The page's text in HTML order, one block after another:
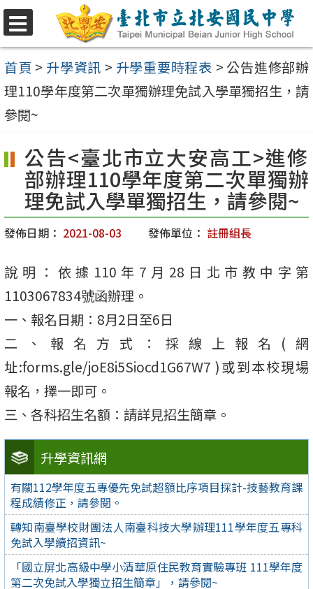
選
單
跳
至
主
要
內
區
首頁 > 升學資訊 > 升學重要時程表 > 公告進修部辦
理110學年度第二次單獨辦理免試入學單獨招生，請
參閱~
升學資訊網
有關112學年度五專優先免試超額比序項目採計-技藝教育課
程成績修正，請參閱。
轉知南臺學校財團法人南臺科技大學辦理111學年度五專科
免試入學續招資訊~
「國立屏北高級中學小清華原住民教育實驗專班 111學年度
第二次免試入學獨立招生簡章」，請參閱~
公告<臺北市立大安高工>進修
部辦理110學年度第二次單獨辦
理免試入學單獨招生，請參閱~
發佈日期： 2021-08-03 發佈單位： 註冊組長
說明：依據110年7月28日北市教中字第
1103067834號函辦理。
一、報名日期：8月2日至6日
二、報名方式：採線上報名(網
址:forms.gle/joE8i5Siocd1G67W7 )或到本校現場
報名，擇一即可。
三、各科招生名額：請詳見招生簡章。